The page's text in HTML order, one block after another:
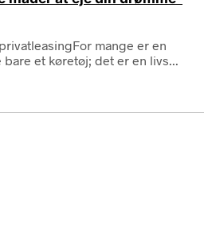
mange er en
et køretøj; det er en livs...